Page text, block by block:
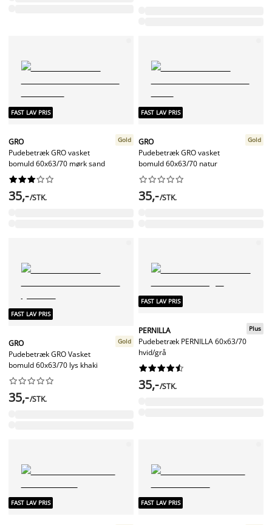
FAST LAV PRIS
GRO
Pudebetræk GRO vasket
bomuld 60x63/70 mørk sand
Gold






35,-/STK.
FAST LAV PRIS
GRO
Pudebetræk GRO vasket
bomuld 60x63/70 natur
Gold






35,-/STK.
FAST LAV PRIS
GRO
Pudebetræk GRO Vasket
bomuld 60x63/70 lys khaki
Gold






35,-/STK.
FAST LAV PRIS
PERNILLA
Pudebetræk PERNILLA 60x63/70
hvid/grå
Plus






35,-/STK.
FAST LAV PRIS FAST LAV PRIS